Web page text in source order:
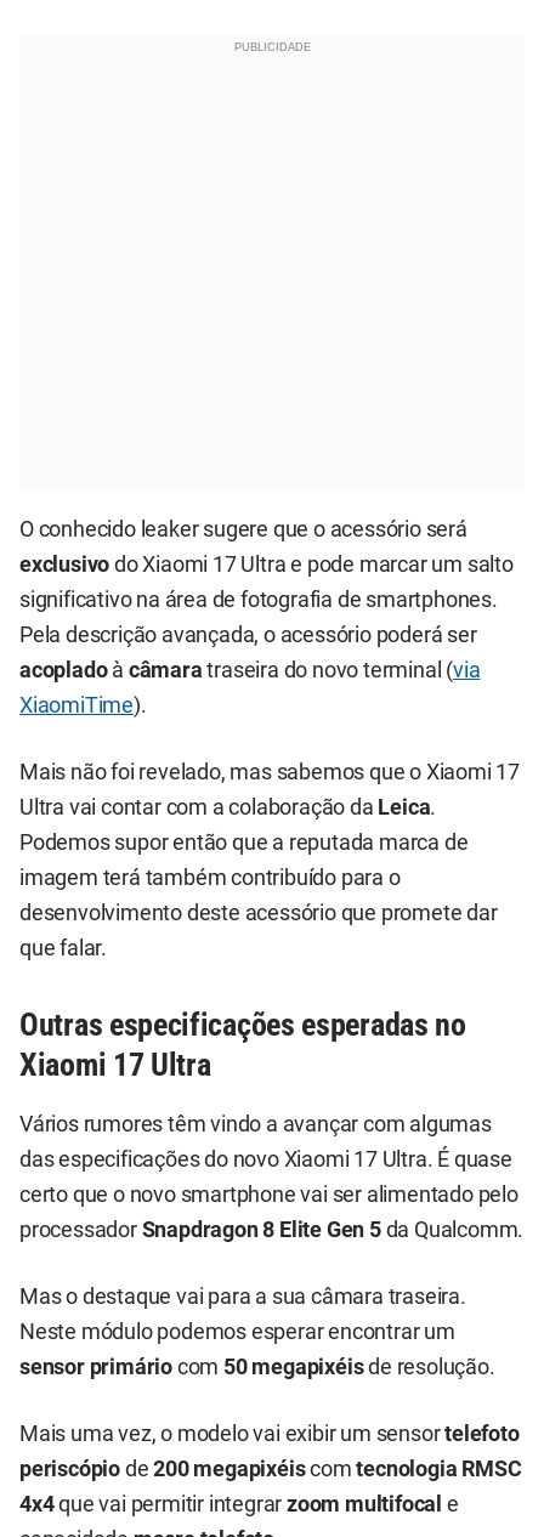
O conhecido leaker sugere que o acessório será
exclusivo do Xiaomi 17 Ultra e pode marcar um salto
significativo na área de fotografia de smartphones.
Pela descrição avançada, o acessório poderá ser
acoplado à câmaratraseira do novo terminal (via
XiaomiTime).
Mais não foi revelado, mas sabemos que o Xiaomi 17
Ultra vai contar com a colaboração da Leica.
Podemos supor então que a reputada marca de
imagem terá também contribuído para o
desenvolvimento deste acessório que promete dar
que falar.
Outras especificações esperadas no
Xiaomi 17 Ultra
Vários rumores têm vindo a avançar com algumas
das especificações do novo Xiaomi 17 Ultra. É quase
certo que o novo smartphone vai ser alimentado pelo
processador Snapdragon 8 Elite Gen 5da Qualcomm.
Mas o destaque vai para a sua câmara traseira.
Neste módulo podemos esperar encontrar um
sensor primário com 50 megapixéisde resolução.
Mais uma vez, o modelo vai exibir um sensortelefoto
periscópio de200 megapixéiscomtecnologia RMSC
4x4que vai permitir integrarzoom multifocal e